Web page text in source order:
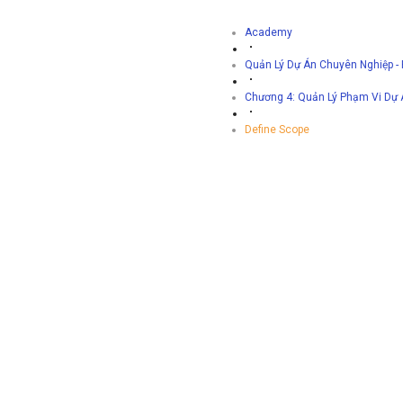
Academy
Quản Lý Dự Án Chuyên Nghiệp -
Chương 4: Quản Lý Phạm Vi Dự
Define Scope